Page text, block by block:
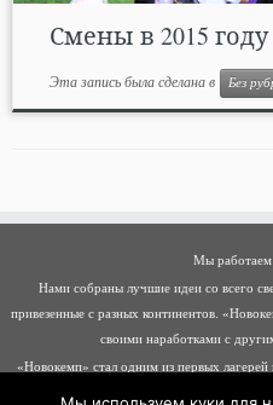
Смены в 2015 году
Эта запись была сделана в Без
Мы работаем
Нами собраны лучшие идеи со всего
привезенные с разных континентов.
своими наработками с
«Новокемп» стал одним из первых